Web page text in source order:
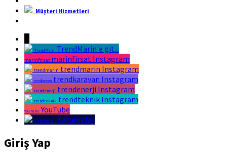
Müşteri Hizmetleri
TrendMarin TrendMarin'e git...
marinfirsat marinfirsat Instagram
trendmarin trendmarin Instagram
trendkaravan trendkaravan Instagram
trendenerji trendenerji Instagram
trendteknik trendteknik Instagram
YouTube YouTube
Kataloglar Kataloglar
Giriş Yap